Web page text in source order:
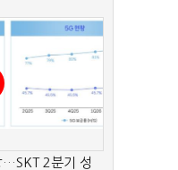
…SKT 2분기 성